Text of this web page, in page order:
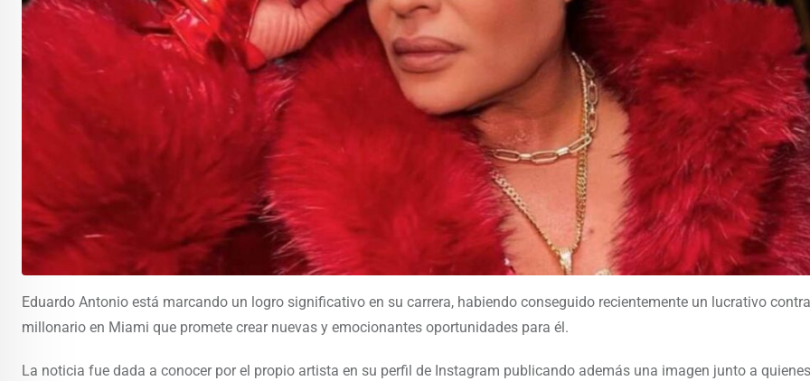
Eduardo Antonio está marcando un logro significativo en su carrera, habiendo conseguido recientemente un lucrativo
millonario en Miami que promete crear nuevas y emocionantes oportunidades para él.
La noticia fue dada a conocer por el propio artista en su perfil de Instagram publicando además una imagen junto a